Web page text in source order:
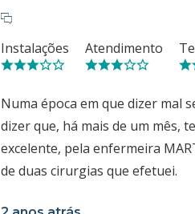
Instalações Atendimento
Numa época em que dizer mal
dizer que, há mais de um mês,
excelente, pela enfermeira
de duas cirurgias que efetuei.